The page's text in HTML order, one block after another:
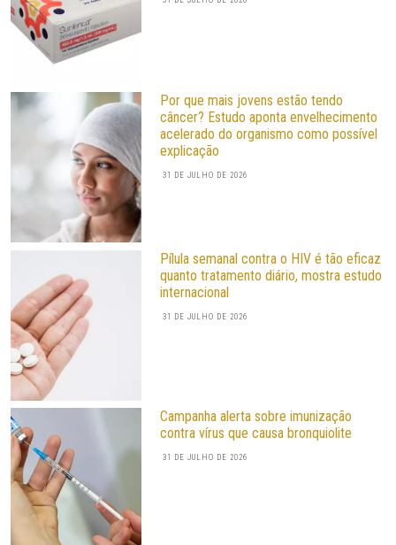
Por que mais jovens estão tendo
câncer? Estudo aponta envelhecimento
acelerado do organismo como possível
explicação
31 DE JULHO DE 2026
Pílula semanal contra o HIV é tão eficaz
quanto tratamento diário, mostra estudo
internacional
31 DE JULHO DE 2026
Campanha alerta sobre imunização
contra vírus que causa bronquiolite
31 DE JULHO DE 2026